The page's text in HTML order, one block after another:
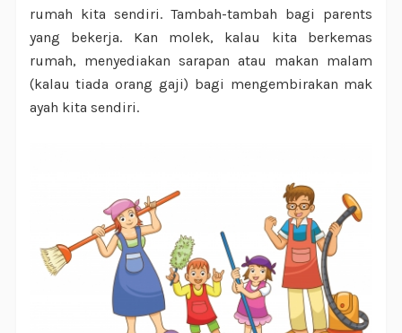
rumah kita sendiri. Tambah-tambah bagi parents
yang bekerja. Kan molek, kalau kita berkemas
rumah, menyediakan sarapan atau makan malam
(kalau tiada orang gaji) bagi mengembirakan mak
ayah kita sendiri.